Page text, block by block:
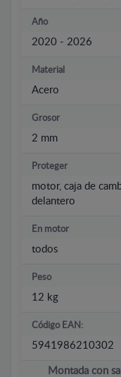
Año
2020 - 2026
Material
Acero
Grosor
2 mm
Proteger
motor, caja de
delantero
En motor
todos
Peso
12 kg
Código EAN:
5941986210302
Montada con